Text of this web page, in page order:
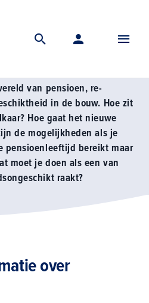
van pensioen, re-
in de bouw. Hoe zit
Hoe gaat het nieuwe
de mogelijkheden als je
pensioenleeftijd bereikt maar
moet je doen als een van
raakt?
over